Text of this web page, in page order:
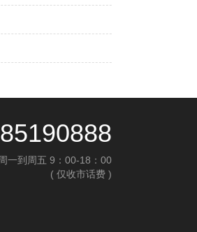
周一到周五 9：00-18：00
( 仅收市话费 )